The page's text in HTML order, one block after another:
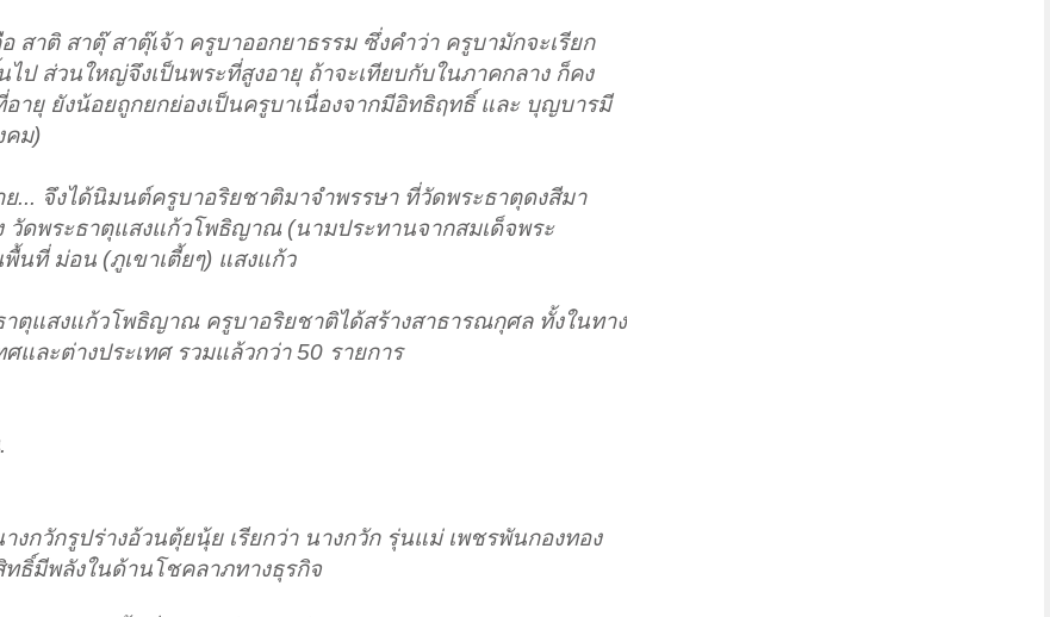
าติ สาตุ๊ สาตุ๊เจ้า ครูบาออกยาธรรม ซึ่งคำว่า ครูบามักจะเรียก
ป ส่วนใหญ่จึงเป็นพระที่สูงอายุ ถ้าจะเทียบกับในภาคกลาง ก็คง
อายุ ยังน้อยถูกยกย่องเป็นครูบาเนื่องจากมีอิทธิฤทธิ์ และ บุญบารมี
คม)
... จึงได้นิมนต์ครูบาอริยชาติมาจำพรรษา ที่วัดพระธาตุดงสีมา
วัดพระธาตุแสงแก้วโพธิญาณ (นามประทานจากสมเด็จพระ
ที่ ม่อน (ภูเขาเตี้ยๆ) แสงแก้ว
าตุแสงแก้วโพธิญาณ ครูบาอริยชาติได้สร้างสาธารณกุศล ทั้งในทาง
ละต่างประเทศ รวมแล้วกว่า 50 รายการ
กวักรูปร่างอ้วนตุ้ยนุ้ย เรียกว่า นางกวัก รุ่นแม่ เพชรพันกองทอง
ธิ์มีพลังในด้านโชคลาภทางธุรกิจ